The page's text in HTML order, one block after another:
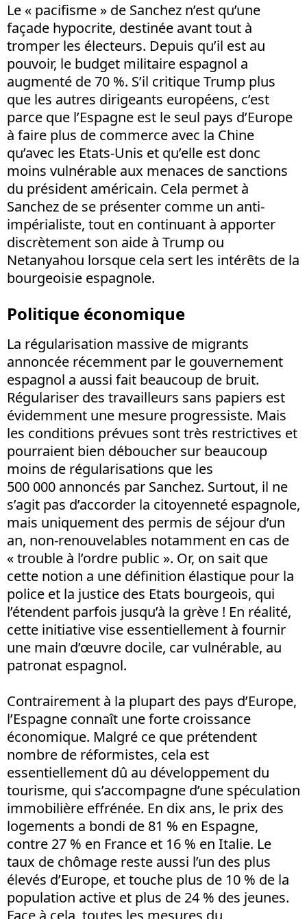
Le « pacifisme » de Sanchez n’est qu’une
façade hypocrite, destinée avant tout à
tromper les électeurs. Depuis qu’il est au
pouvoir, le budget militaire espagnol a
augmenté de 70 %. S’il critique Trump plus
que les autres dirigeants européens, c’est
parce que l’Espagne est le seul pays d’Europe
à faire plus de commerce avec la Chine
qu’avec les Etats-Unis et qu’elle est donc
moins vulnérable aux menaces de sanctions
du président américain. Cela permet à
Sanchez de se présenter comme un anti-
impérialiste, tout en continuant à apporter
discrètement son aide à Trump ou
Netanyahou lorsque cela sert les intérêts de la
bourgeoisie espagnole.
Politique économique
La régularisation massive de migrants
annoncée récemment par le gouvernement
espagnol a aussi fait beaucoup de bruit.
Régulariser des travailleurs sans papiers est
évidemment une mesure progressiste. Mais
les conditions prévues sont très restrictives et
pourraient bien déboucher sur beaucoup
moins de régularisations que les
500 000 annoncés par Sanchez. Surtout, il ne
s’agit pas d’accorder la citoyenneté espagnole,
mais uniquement des permis de séjour d’un
an, non-renouvelables notamment en cas de
« trouble à l’ordre public ». Or, on sait que
cette notion a une définition élastique pour la
police et la justice des Etats bourgeois, qui
l’étendent parfois jusqu’à la grève ! En réalité,
cette initiative vise essentiellement à fournir
une main d’œuvre docile, car vulnérable, au
patronat espagnol.
Contrairement à la plupart des pays d’Europe,
l’Espagne connaît une forte croissance
économique. Malgré ce que prétendent
nombre de réformistes, cela est
essentiellement dû au développement du
tourisme, qui s’accompagne d’une spéculation
immobilière effrénée. En dix ans, le prix des
logements a bondi de 81 % en Espagne,
contre 27 % en France et 16 % en Italie. Le
taux de chômage reste aussi l’un des plus
élevés d’Europe, et touche plus de 10 % de la
population active et plus de 24 % des jeunes.